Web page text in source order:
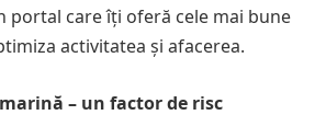
portal care îți oferă cele mai bune
activitatea și afacerea.
– un factor de risc